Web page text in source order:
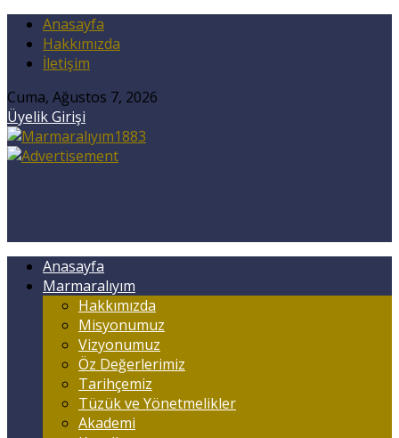
Anasayfa
Hakkımızda
İletişim
Cuma, Ağustos 7, 2026
Üyelik Girişi
Anasayfa
Marmaralıyım
Hakkımızda
Misyonumuz
Vizyonumuz
Öz Değerlerimiz
Tarihçemiz
Tüzük ve Yönetmelikler
Akademi